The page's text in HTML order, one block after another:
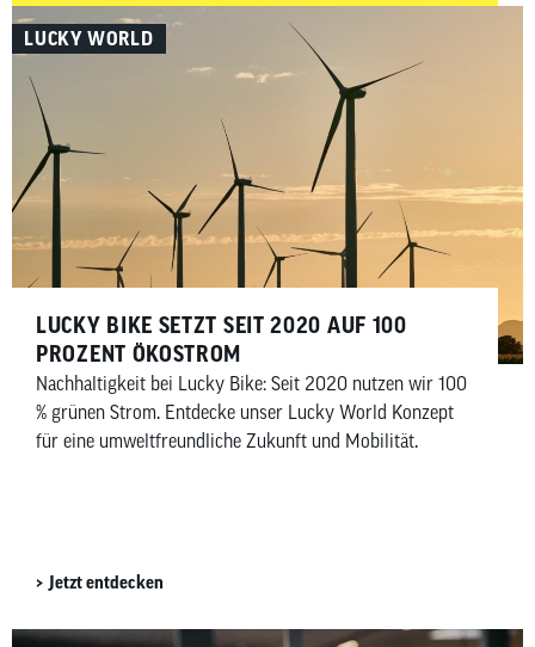
LUCKY WORLD
LUCKY BIKE SETZT SEIT 2020 AUF 100
PROZENT ÖKOSTROM
Nachhaltigkeit bei Lucky Bike: Seit 2020 nutzen wir 100
% grünen Strom. Entdecke unser Lucky World Konzept
für eine umweltfreundliche Zukunft und Mobilität.
Jetzt entdecken